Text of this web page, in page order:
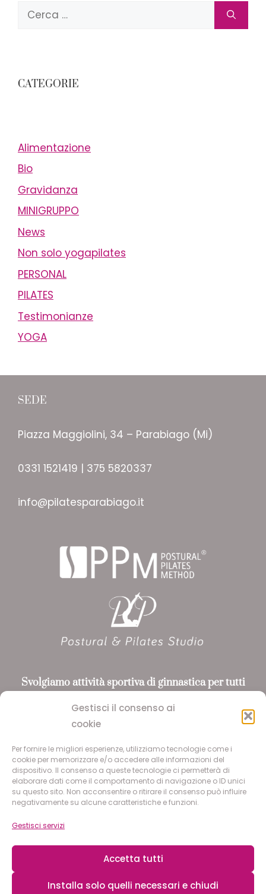
Gestisci il consenso ai
cookie
Per fornire le migliori esperienze, utilizziamo tecnologie come i
cookie per memorizzare e/o accedere alle informazioni del
dispositivo. Il consenso a queste tecnologie ci permetterà di
elaborare dati come il comportamento di navigazione o ID unici
su questo sito. Non acconsentire o ritirare il consenso può influire
negativamente su alcune caratteristiche e funzioni.
Gestisci servizi
Accetta tutti
Installa solo quelli necessari e chiudi
Ricerca
CATEGORIE
Alimentazione
Bio
Gravidanza
MINIGRUPPO
News
Non solo yogapilates
PERSONAL
PILATES
Testimonianze
YOGA
SEDE
Piazza Maggiolini, 34 – Parabiago (Mi)
0331 1521419 | 375 5820337
info@pilatesparabiago.it
Svolgiamo attività sportiva di ginnastica per tutti
Pilates e Yoga
SEGUICI
Facebook
Piazza Maggiolini, 34, 20015 Parabiago (MI) | C.F.